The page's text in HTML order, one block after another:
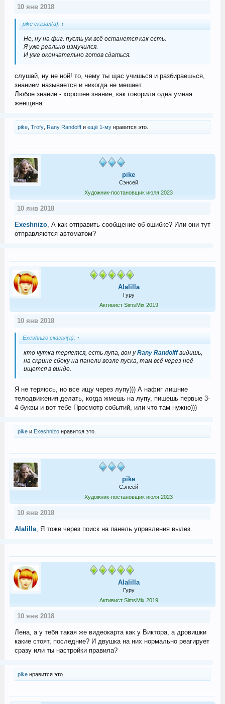
10 янв 2018
pike сказал(а): ↑
Не, ну на фиг. пусть уж всё останется как есть.
Я уже реально измучился.
И уже окончательно готов сдаться.
слушай, ну не ной! то, чему ты щас учишься и разбираешься,
знанием называется и никогда не мешает.
Любое знание - хорошее знание, как говорила одна умная
женщина.
pike, Trofy, Rany Randolffи ещё 1-мунравится это.
pike
Сэнсей
Художник-постановщик июля 2023
10 янв 2018
Exeshnizo, А как отправить сообщение об ошибке? Или они тут
отправляются автоматом?
Alalilla
Гуру
Активист SimsMix 2019
10 янв 2018
Exeshnizo сказал(а): ↑
кто чутка теряется, есть лупа, вон уRany Randolffвидишь,
на скрине сбоку на панели возле пуска, там всё через неё
ищется в винде.
Я не теряюсь, но все ищу через лупу))) А нафиг лишние
телодвижения делать, когда жмешь на лупу, пишешь первые 3-
4 буквы и вот тебе Просмотр событий, или что там нужно)))
pikeи Exeshnizoнравится это.
pike
Сэнсей
Художник-постановщик июля 2023
10 янв 2018
Alalilla, Я тоже через поиск на панель управления вылез.
Alalilla
Гуру
Активист SimsMix 2019
10 янв 2018
Лена, а у тебя такая же видеокарта как у Виктора, а дровишки
какие стоят, последние? И двушка на них нормально реагирует
сразу или ты настройки правила?
pikeнравится это.